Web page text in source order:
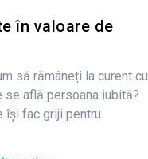
în valoare de
să rămâneți la curent cu
află persoana iubită?
își fac griji pentru